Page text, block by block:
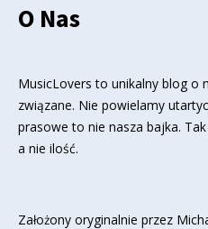
O Nas
MusicLovers to unikalny blog o
związane. Nie powielamy
prasowe to nie nasza bajka.
a nie ilość.
Założony oryginalnie przez